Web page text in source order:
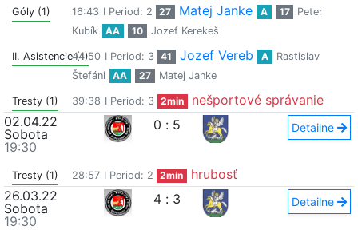
Góly (1) 16:43 I Period: 2 27 Matej Janke A 17
Peter
Kubík
AA 10 Jozef Kerekeš
II. Asistencie (1)
44:50 I Period: 3 41 Jozef Vereb A
Rastislav
Štefáni
AA 27 Matej Janke
Tresty (1) 39:38 I Period: 3 2min
nešportové správanie
02.04.22
Sobota
19:30
0 : 5 Detailne
Tresty (1) 28:57 I Period: 2 2min
hrubosť
26.03.22
Sobota
19:30
4 : 3 Detailne